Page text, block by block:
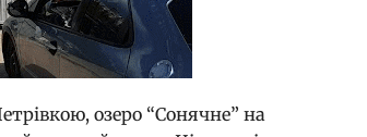
озеро “Сонячне” на